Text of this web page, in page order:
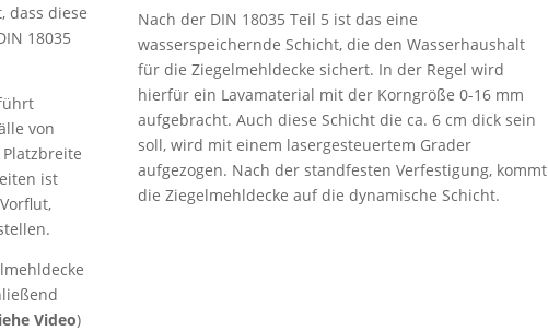
dass diese
18035
von
ist
Video)
Nach der DIN 18035 Teil 5 ist das eine
wasserspeichernde Schicht, die den Wasserhaushalt
für die Ziegelmehldecke sichert. In der Regel wird
hierfür ein Lavamaterial mit der Korngröße 0-16 mm
aufgebracht. Auch diese Schicht die ca. 6 cm dick sein
soll, wird mit einem lasergesteuertem Grader
aufgezogen. Nach der standfesten Verfestigung, kommt
die Ziegelmehldecke auf die dynamische Schicht.